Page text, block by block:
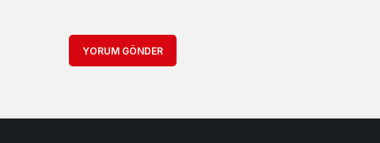
YORUM GÖNDER